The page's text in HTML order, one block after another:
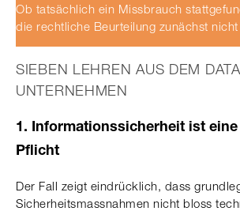
Ob tatsächlich ein Missbrauch
die rechtliche Beurteilung zunächst
SIEBEN LEHREN AUS DEM
UNTERNEHMEN
1. Informationssicherheit ist
Pflicht
Der Fall zeigt eindrücklich, dass
Sicherheitsmassnahmen nicht bloss